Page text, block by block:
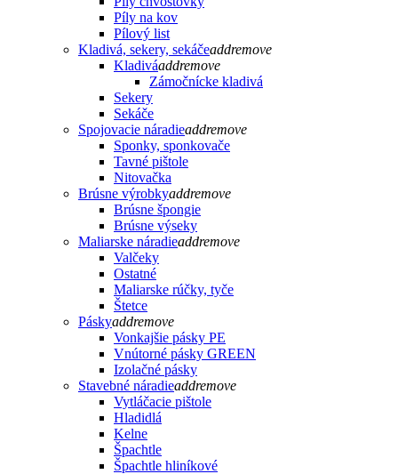
Píly na kov
Pílový list
Kladivá, sekery, sekáčeaddremove
Kladiváaddremove
Zámočnícke kladivá
Sekery
Sekáče
Spojovacie náradieaddremove
Sponky, sponkovače
Tavné pištole
Nitovačka
Brúsne výrobkyaddremove
Brúsne špongie
Brúsne výseky
Maliarske náradieaddremove
Valčeky
Ostatné
Maliarske rúčky, tyče
Štetce
Páskyaddremove
Vonkajšie pásky PE
Vnútorné pásky GREEN
Izolačné pásky
Stavebné náradieaddremove
Vytláčacie pištole
Hladidlá
Kelne
Špachtle
Špachtle hliníkové